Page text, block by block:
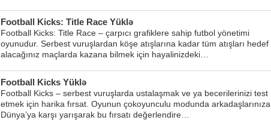
Football Kicks: Title Race Yüklə
Football Kicks: Title Race – çarpıcı grafiklere sahip futbol yönetimi
oyunudur. Serbest vuruşlardan köşe atışlarına kadar tüm atışları hedef
alacağınız maçlarda kazana bilmek için hayalinizdeki…
Football Kicks Yüklə
Football Kicks – serbest vuruşlarda ustalaşmak ve ya becerilerinizi test
etmek için harika fırsat. Oyunun çokoyunculu modunda
Dünya’ya karşı yarışarak bu fırsatı değerlendire…